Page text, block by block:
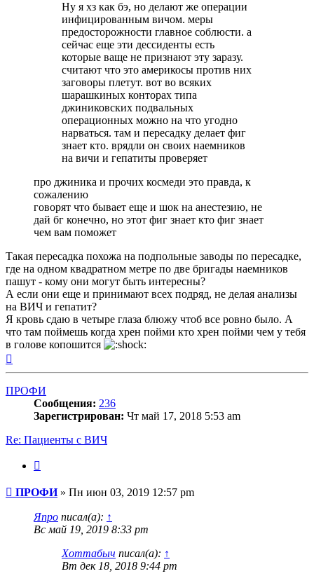
Ну я хз как бэ, но делают же операции
инфицированным вичом. меры
предосторожности главное соблюсти. а
сейчас еще эти дессиденты есть
которые ваще не признают эту заразу.
считают что это америкосы против них
заговоры плетут. вот во всяких
шарашкиных конторах типа
джиниковских подвальных
операционных можно на что угодно
нарваться. там и пересадку делает фиг
знает кто. врядли он своих наемников
на вичи и гепатиты проверяет
про джиника и прочих космеди это правда, к
сожалению
говорят что бывает еще и шок на анестезию, не
дай бг конечно, но этот фиг знает кто фиг знает
чем вам поможет
Такая пересадка похожа на подпольные заводы по пересадке,
где на одном квадратном метре по две бригады наемников
пашут - кому они могут быть интересны?
А если они еще и принимают всех подряд, не делая анализы
на ВИЧ и гепатит?
Я кровь сдаю в четыре глаза блюжу чтоб все ровно было. А
что там поймешь когда хрен пойми кто хрен пойми чем у тебя
в голове копошится
ПРОФИ
Сообщения: 236
Зарегистрирован: Чт май 17, 2018 5:53 am
Re: Пациенты с ВИЧ
Сообщение
ПРОФИ» Пн июн 03, 2019 12:57 pm
Япро писал(а): ↑
Вс май 19, 2019 8:33 pm
Хоттабыч писал(а): ↑
Вт дек 18, 2018 9:44 pm